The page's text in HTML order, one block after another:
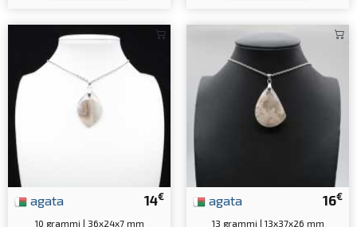
14€
agata
10 grammi | 36x24x7 mm
16€
agata
13 grammi | 13x37x26 mm